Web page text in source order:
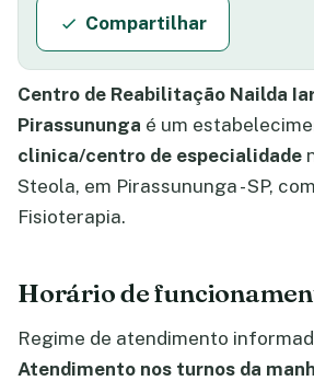
Compartilhar
Centro de Reabilitação Nailda
Pirassununga é um
clinica/centro de especialidade
Steola, em Pirassununga - SP,
Fisioterapia.
Horário de
Regime de atendimento
Atendimento nos turnos da